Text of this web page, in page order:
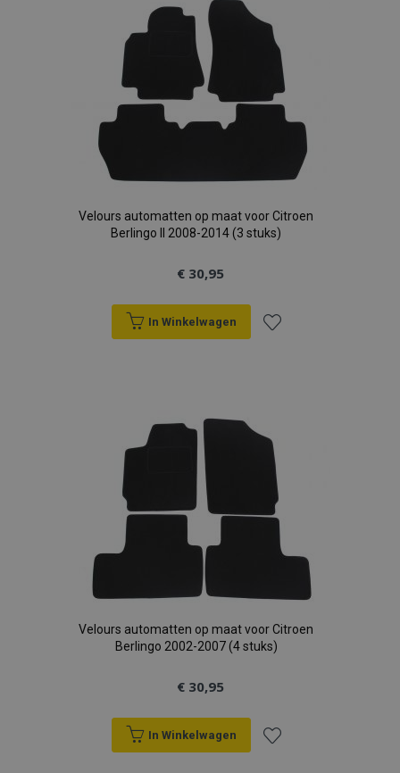
verlanglijst
Velours automatten op maat voor Citroen
Berlingo II 2008-2014 (3 stuks)
€ 30,95
In Winkelwagen
verlanglijst
Velours automatten op maat voor Citroen
Berlingo 2002-2007 (4 stuks)
€ 30,95
In Winkelwagen